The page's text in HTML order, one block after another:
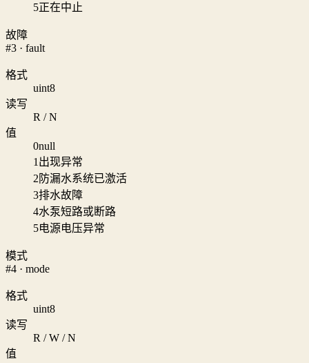
5正在中止
故障
#3 · fault
格式
uint8
读写
R / N
值
0null
1 出现异常
2 防漏水系统已激活
3排水故障
4水泵短路或断路
5电源电压异常
模式
#4 · mode
格式
uint8
读写
R / W / N
值